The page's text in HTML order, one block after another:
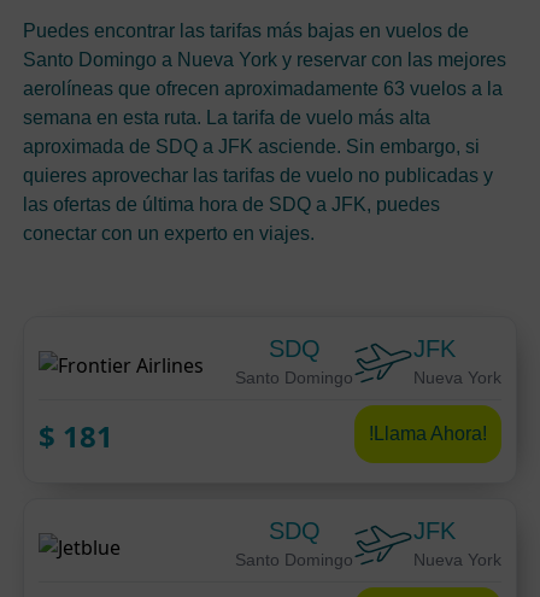
Puedes encontrar las tarifas más bajas en vuelos de
Santo Domingo a Nueva York y reservar con las mejores
aerolíneas que ofrecen aproximadamente 63 vuelos a la
semana en esta ruta. La tarifa de vuelo más alta
aproximada de SDQ a JFK asciende. Sin embargo, si
quieres aprovechar las tarifas de vuelo no publicadas y
las ofertas de última hora de SDQ a JFK, puedes
conectar con un experto en viajes.
SDQ
Santo Domingo
JFK
Nueva York
$ 181 !Llama Ahora!
SDQ
Santo Domingo
JFK
Nueva York